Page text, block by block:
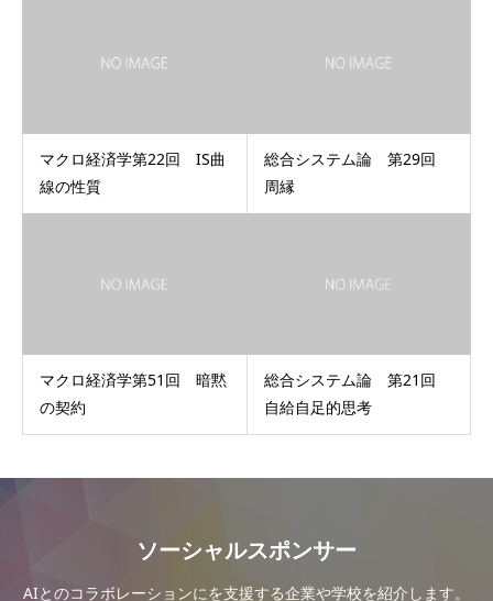
マクロ経済学第22回 IS曲
線の性質
総合システム論 第29回
周縁
マクロ経済学第51回 暗黙
の契約
総合システム論 第21回
自給自足的思考
ソーシャルスポンサー
AIとのコラボレーションにを支援する企業や学校を紹介します。